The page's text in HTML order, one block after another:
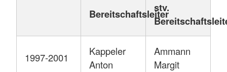
Bereitschaftsleiter
stv.
1997-2001
Kappeler
Anton
Ammann
Margit